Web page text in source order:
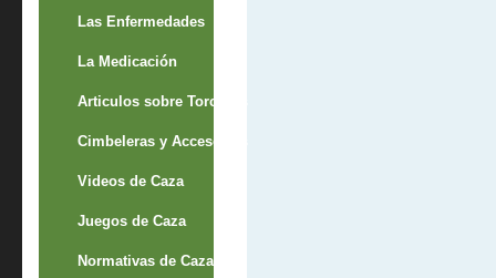
Las Enfermedades
La Medicación
Articulos sobre Torcaces
Cimbeleras y Accesorios
Videos de Caza
Juegos de Caza
Normativas de Caza